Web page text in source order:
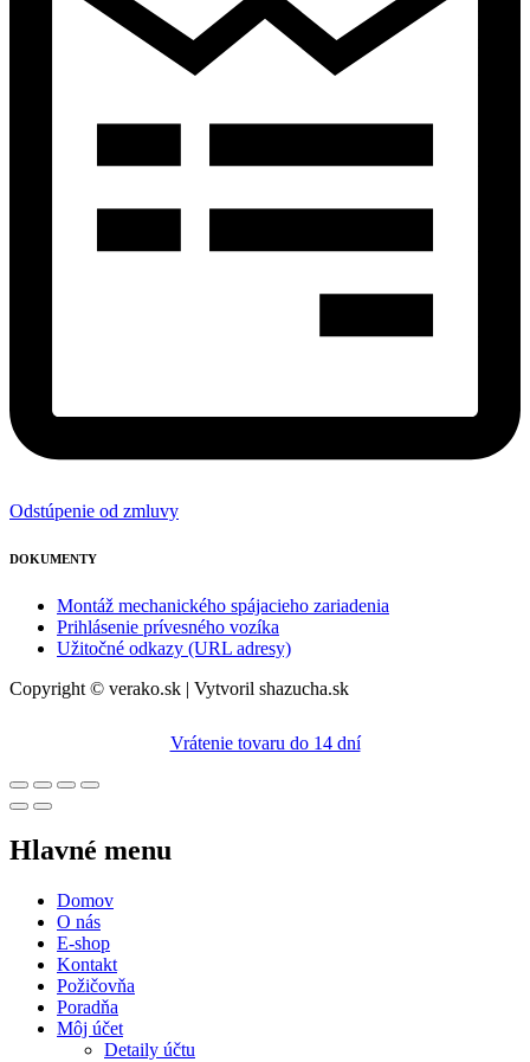
Odstúpenie od zmluvy
DOKUMENTY
Montáž mechanického spájacieho zariadenia
Prihlásenie prívesného vozíka
Užitočné odkazy (URL adresy)
Copyright © verako.sk | Vytvoril shazucha.sk
Vrátenie tovaru do 14 dní
Hlavné menu
Domov
O nás
E-shop
Kontakt
Požičovňa
Poradňa
Môj účet
Detaily účtu